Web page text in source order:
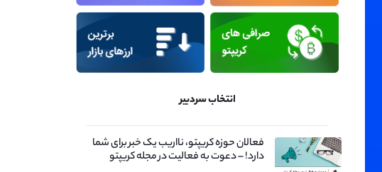
انتخاب سردبیر
فعالان حوزه کریپتو، نااریب یک خبر برای شما
دارد! – دعوت به فعالیت در مجله کریپتو